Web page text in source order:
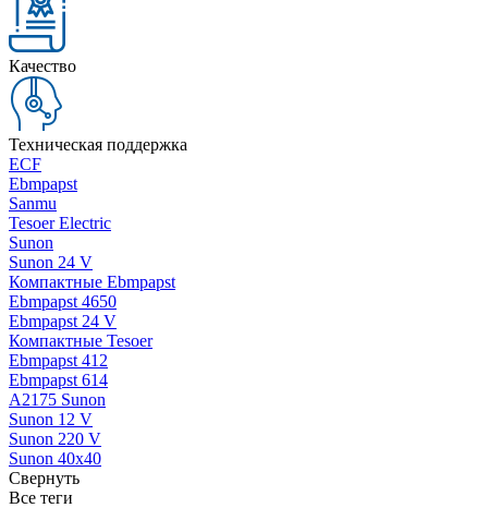
Качество
Техническая поддержка
ECF
Ebmpapst
Sanmu
Tesoer Electric
Sunon
Sunon 24 V
Компактные Ebmpapst
Ebmpapst 4650
Ebmpapst 24 V
Компактные Tesoer
Ebmpapst 412
Ebmpapst 614
A2175 Sunon
Sunon 12 V
Sunon 220 V
Sunon 40x40
Свернуть
Все теги